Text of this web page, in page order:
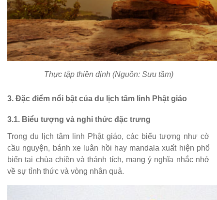
Thực tập thiền định (Nguồn: Sưu tầm)
3. Đặc điểm nổi bật của du lịch tâm linh Phật giáo
3.1. Biểu tượng và nghi thức đặc trưng
Trong du lịch tâm linh Phật giáo, các biểu tượng như cờ
cầu nguyện, bánh xe luân hồi hay mandala xuất hiện phổ
biến tại chùa chiền và thánh tích, mang ý nghĩa nhắc nhở
về sự tỉnh thức và vòng nhân quả.